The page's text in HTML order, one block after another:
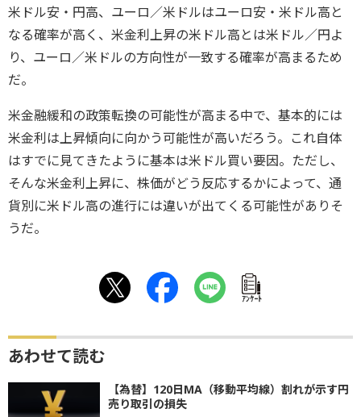
米ドル安・円高、ユーロ／米ドルはユーロ安・米ドル高と
なる確率が高く、米金利上昇の米ドル高とは米ドル／円よ
り、ユーロ／米ドルの方向性が一致する確率が高まるため
だ。
米金融緩和の政策転換の可能性が高まる中で、基本的には
米金利は上昇傾向に向かう可能性が高いだろう。これ自体
はすでに見てきたように基本は米ドル買い要因。ただし、
そんな米金利上昇に、株価がどう反応するかによって、通
貨別に米ドル高の進行には違いが出てくる可能性がありそ
うだ。
ｱﾝｹｰﾄ
あわせて読む
【為替】120日MA（移動平均線）割れが示す円
売り取引の損失